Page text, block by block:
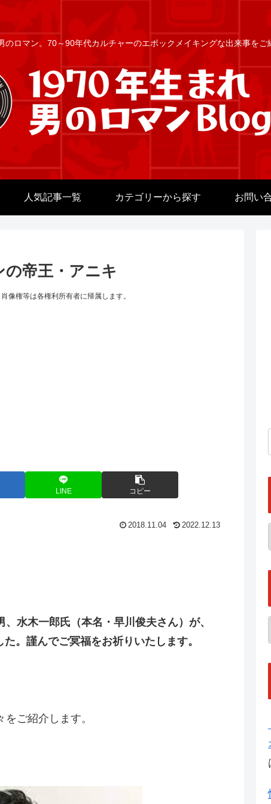
のロマン。70～90年代カルチャーのエポックメイキングな出来事をご
人気記事一覧 カテゴリーから探す お問い
の帝王・アニキ
像権等は各権利所有者に帰属します。
LINE コピー
2018.11.04 2022.12.13
水木一郎氏（本名・早川俊夫さん）が、
。謹んでご冥福をお祈りいたします。
ご紹介します。